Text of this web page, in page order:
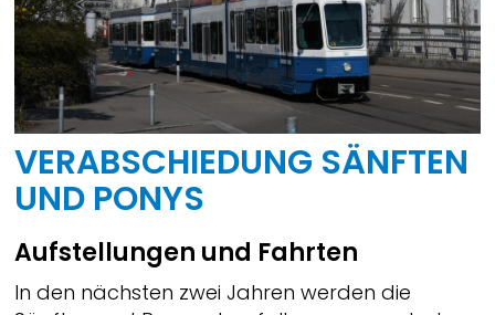
VERABSCHIEDUNG SÄNFTEN
UND PONYS
Aufstellungen und Fahrten
In den nächsten zwei Jahren werden die